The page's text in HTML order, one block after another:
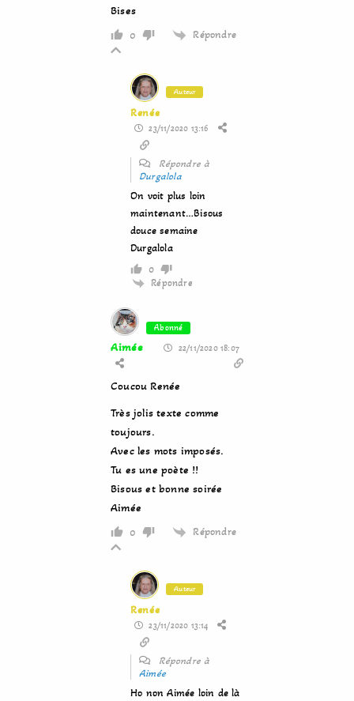
Bises
0 Répondre
Auteur
Renée
23/11/2020 13:16
Répondre à
Durgalola
On voit plus loin
maintenant…Bisous
douce semaine
Durgalola
0
Répondre
Abonné
Aimée 22/11/2020 18:07
Coucou Renée
Très jolis texte comme
toujours.
Avec les mots imposés.
Tu es une poète !!
Bisous et bonne soirée
Aimée
0 Répondre
Auteur
Renée
23/11/2020 13:14
Répondre à
Aimée
Ho non Aimée loin de là